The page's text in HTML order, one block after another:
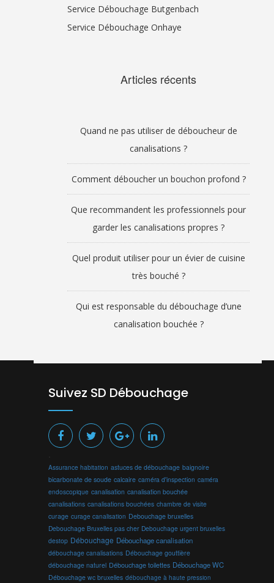
Service Débouchage Butgenbach
Service Débouchage Onhaye
Articles récents
Quand ne pas utiliser de déboucheur de
canalisations ?
Comment déboucher un bouchon profond ?
Que recommandent les professionnels pour
garder les canalisations propres ?
Quel produit utiliser pour un évier de cuisine
très bouché ?
Qui est responsable du débouchage d’une
canalisation bouchée ?
Suivez SD Débouchage
Assurance habitation astuces de débouchage baignoire
bicarbonate de soude calcaire caméra d'inspection caméra
endoscopique canalisation canalisation bouchée
canalisations canalisations bouchées chambre de visite
curage curage canalisation Debouchage bruxelles
Debouchage Bruxelles pas cher Debouchage urgent bruxelles
destop Débouchage Débouchage canalisation
débouchage canalisations Débouchage gouttière
débouchage naturel Débouchage toilettes Débouchage WC
Débouchage wc bruxelles débouchage à haute pression